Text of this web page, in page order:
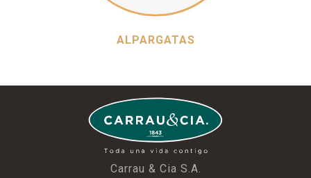
ALPARGATAS
Carrau & Cia S.A.